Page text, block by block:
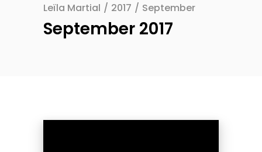
Leïla Martial / 2017 / September
September 2017